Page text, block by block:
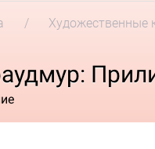
Художественные